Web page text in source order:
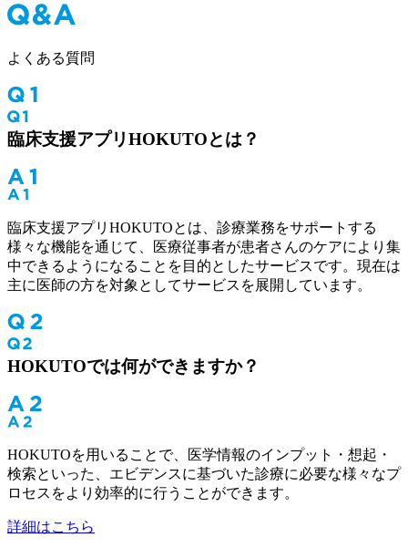
よくある質問
臨床支援アプリHOKUTOとは？
臨床支援アプリHOKUTOとは、診療業務をサポートする
様々な機能を通じて、医療従事者が患者さんのケアにより集
中できるようになることを目的としたサービスです。現在は
主に医師の方を対象としてサービスを展開しています。
HOKUTOでは何ができますか？
HOKUTOを用いることで、医学情報のインプット・想起・
検索といった、エビデンスに基づいた診療に必要な様々なプ
ロセスをより効率的に行うことができます。
詳細はこちら